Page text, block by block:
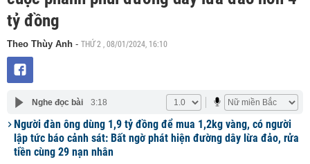
tỷ đồng
Theo Thùy Anh - THỨ 2 , 08/01/2024, 16:10
Nghe đọc bài 3:18
Người đàn ông dùng 1,9 tỷ đồng để mua 1,2kg vàng, có người
lập tức báo cảnh sát: Bất ngờ phát hiện đường dây lừa đảo, rửa
tiền cùng 29 nạn nhân